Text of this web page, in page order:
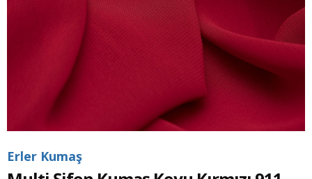
Erler Kumaş